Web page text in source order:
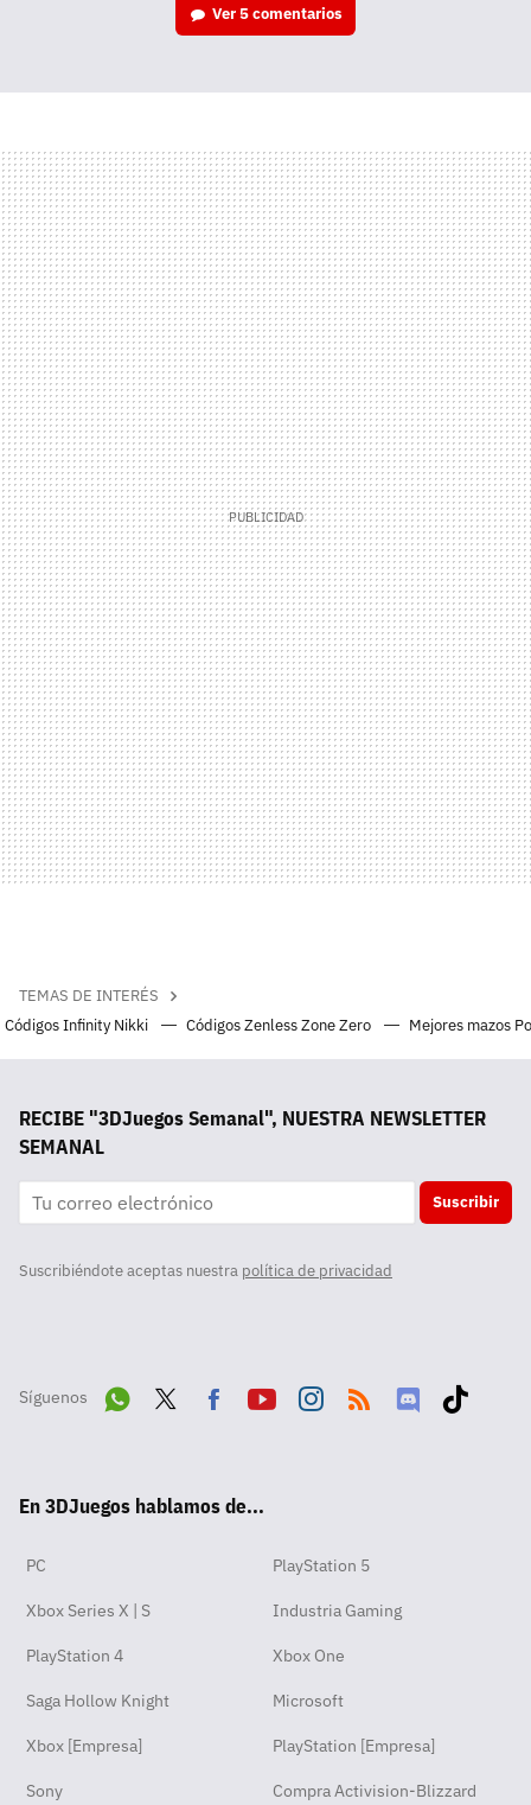
Ver5 comentarios
TEMAS DE INTERÉS
Códigos Infinity Nikki
Códigos Zenless Zone Zero Mejores mazos
RECIBE "3DJuegos Semanal", NUESTRA NEWSLETTER
SEMANAL
Suscribir
Suscribiéndote aceptas nuestra política de privacidad
Síguenos
pp
ok
En 3DJuegos hablamos de...
PC PlayStation 5
Xbox Series X | S Industria Gaming
PlayStation 4 Xbox One
Saga Hollow Knight Microsoft
Xbox [Empresa] PlayStation [Empresa]
Sony Compra Activision-Blizzard